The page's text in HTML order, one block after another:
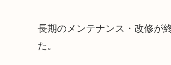
長期のメンテナンス・改修が
た。